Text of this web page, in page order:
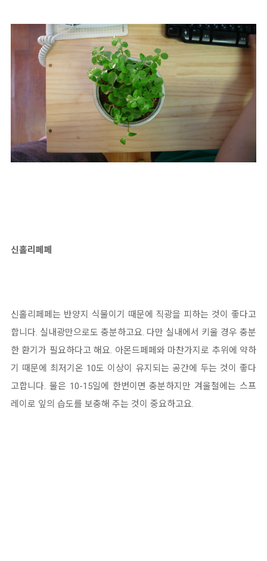
신홀리페페
신홀리페페는 반양지 식물이기 때문에 직광을 피하는 것이 좋다고
합니다. 실내광만으로도 충분하고요. 다만 실내에서 키울 경우 충분
한 환기가 필요하다고 해요. 아몬드페페와 마찬가지로 추위에 약하
기 때문에 최저기온 10도 이상이 유지되는 공간에 두는 것이 좋다
고합니다. 물은 10-15일에 한번이면 충분하지만 겨울철에는 스프
레이로 잎의 습도를 보충해 주는 것이 중요하고요.